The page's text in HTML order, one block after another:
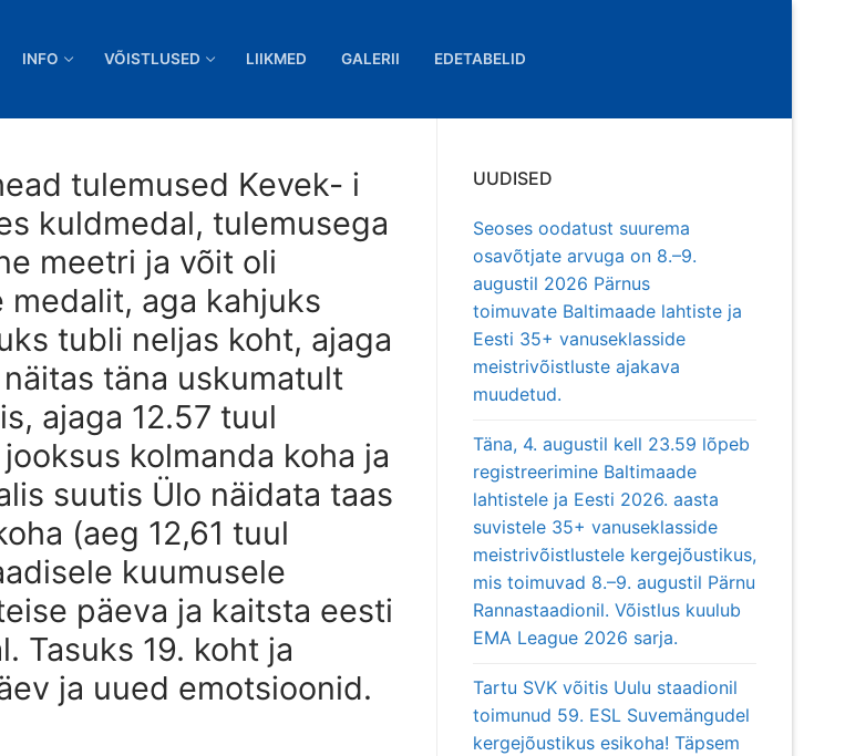
INFO VÕISTLUSED LIIKMED GALERII EDETABELID
tulemused Kevek- i
kuldmedal, tulemusega
meetri ja võit oli
aga kahjuks
tubli neljas koht, ajaga
täna uskumatult
ajaga 12.57 tuul
kolmanda koha ja
suutis Ülo näidata taas
(aeg 12,61 tuul
kuumusele
päeva ja kaitsta eesti
Tasuks 19. koht ja
ja uued emotsioonid.
UUDISED
Seoses oodatust suurema
osavõtjate arvuga on 8.–9.
augustil 2026 Pärnus
toimuvate Baltimaade lahtiste ja
Eesti 35+ vanuseklasside
meistrivõistluste ajakava
muudetud.
Täna, 4. augustil kell 23.59 lõpeb
registreerimine Baltimaade
lahtistele ja Eesti 2026. aasta
suvistele 35+ vanuseklasside
meistrivõistlustele kergejõustikus,
mis toimuvad 8.–9. augustil Pärnu
Rannastaadionil. Võistlus kuulub
EMA League 2026 sarja.
Tartu SVK võitis Uulu staadionil
toimunud 59. ESL Suvemängudel
kergejõustikus esikoha! Täpsem